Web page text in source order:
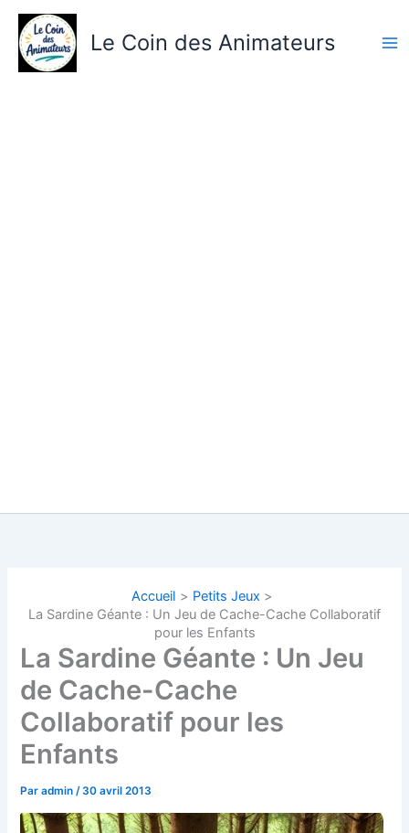
Aller
contenu
Le Coin des Animateurs
Accueil
Petits Jeux
La Sardine Géante : Un Jeu de Cache-Cache Collaboratif
pour les Enfants
La Sardine Géante : Un Jeu
de Cache-Cache
Collaboratif pour les
Enfants
Paradmin/30 avril 2013